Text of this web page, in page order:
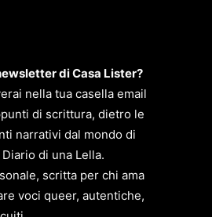
di Casa Lister?
nella tua casella email
di scrittura, dietro le
narrativi dal mondo di
di una Lella.
scritta per chi ama
voci queer, autentiche,